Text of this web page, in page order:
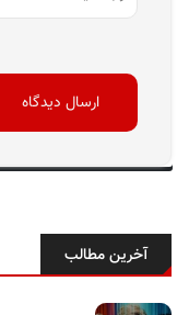
آخرین مطالب